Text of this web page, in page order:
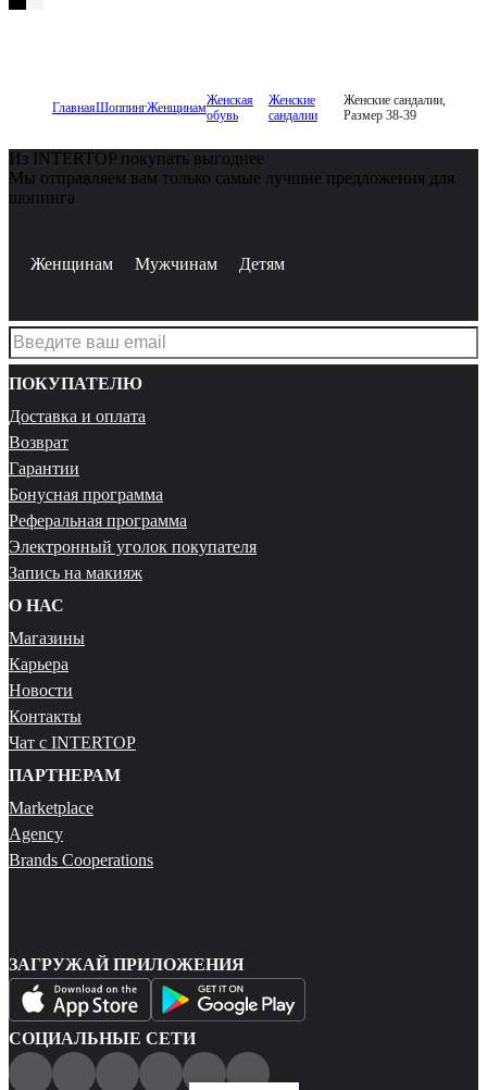
ГлавнаяШоппингЖенщинамЖенская
обувь
Женские
сандалии
Женские сандалии,
Размер 38-39
Из INTERTOP покупать выгоднее
Мы отправляем вам только самые лучшие предложения для
шопинга
Женщинам Мужчинам Детям
ПОКУПАТЕЛЮ
Доставка и оплата
Возврат
Гарантии
Бонусная программа
Реферальная программа
Электронный уголок покупателя
Запись на макияж
О НАС
Магазины
Карьера
Новости
Контакты
Чат с INTERTOP
ПАРТНЕРАМ
Marketplace
Agency
Brands Cooperations
ЗАГРУЖАЙ ПРИЛОЖЕНИЯ
СОЦИАЛЬНЫЕ СЕТИ